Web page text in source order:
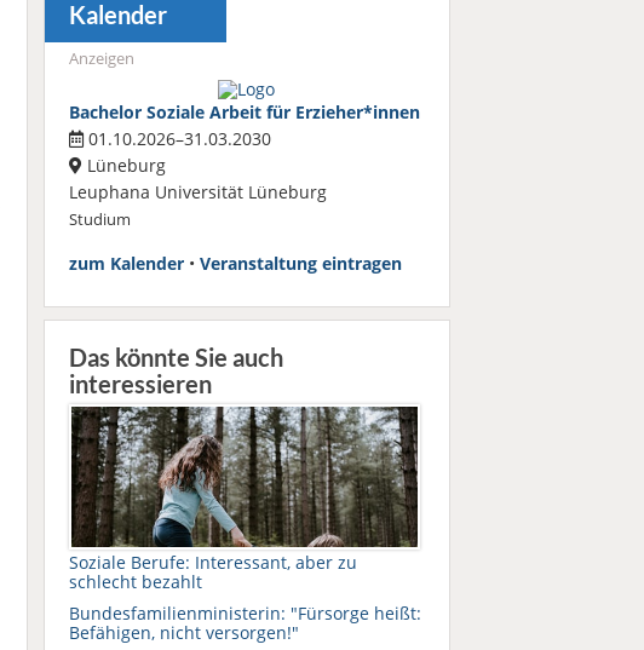
Kalender
Anzeigen
Bachelor Soziale Arbeit für Erzieher*innen
01.10.2026–31.03.2030
Lüneburg
Leuphana Universität Lüneburg
Studium
zum Kalender• Veranstaltung eintragen
Das könnte Sie auch
interessieren
Soziale Berufe: Interessant, aber zu
schlecht bezahlt
Bundesfamilienministerin: "Fürsorge heißt:
Befähigen, nicht versorgen!"